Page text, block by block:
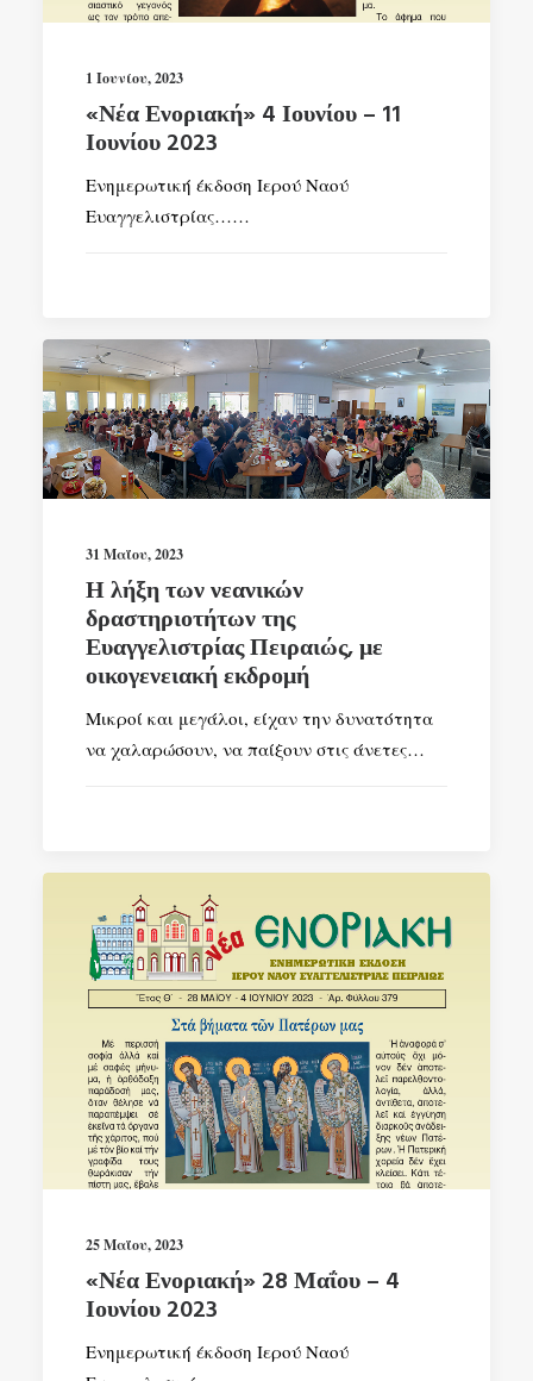
1 Ιουνίου, 2023
«Νέα Ενοριακή» 4 Ιουνίου – 11
Ιουνίου 2023
Ενημερωτική έκδοση Ιερού Ναού
Ευαγγελιστρίας……
31 Μαΐου, 2023
Η λήξη των νεανικών
δραστηριοτήτων της
Ευαγγελιστρίας Πειραιώς, με
οικογενειακή εκδρομή
Μικροί και μεγάλοι, είχαν την δυνατότητα
να χαλαρώσουν, να παίξουν στις άνετες…
25 Μαΐου, 2023
«Νέα Ενοριακή» 28 Μαΐου – 4
Ιουνίου 2023
Ενημερωτική έκδοση Ιερού Ναού